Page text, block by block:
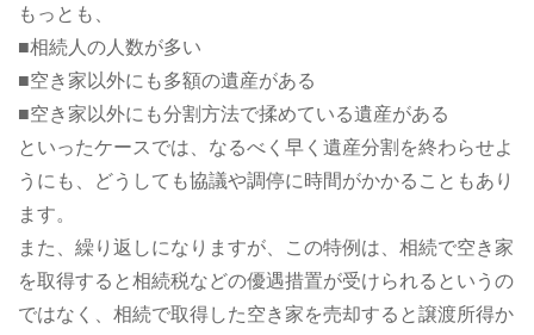
もっとも、
■相続人の人数が多い
■空き家以外にも多額の遺産がある
■空き家以外にも分割方法で揉めている遺産がある
といったケースでは、なるべく早く遺産分割を終わらせよ
うにも、どうしても協議や調停に時間がかかることもあり
ます。
また、繰り返しになりますが、この特例は、相続で空き家
を取得すると相続税などの優遇措置が受けられるというの
ではなく、相続で取得した空き家を売却すると譲渡所得か